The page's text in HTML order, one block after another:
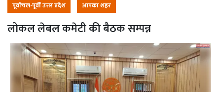
पूर्वांचल-पूर्वी उत्तर प्रदेश आपका शहर
लोकल लेबल कमेटी की बैठक सम्पन्न